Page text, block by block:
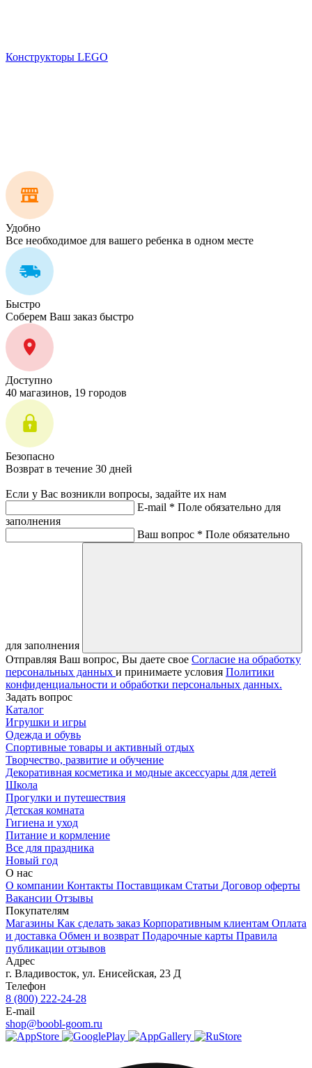
Конструкторы LEGO
Удобно
Все необходимое для вашего ребенка в одном месте
Быстро
Соберем Ваш заказ быстро
Доступно
40 магазинов, 19 городов
Безопасно
Возврат в течение 30 дней
Если у Вас возникли вопросы, задайте их нам
E-mail * Поле обязательно для
заполнения
Ваш вопрос * Поле обязательно
для заполнения
Отправляя Ваш вопрос, Вы даете свое Согласие на обработку
персональных данных и принимаете условия Политики
конфиденциальности и обработки персональных данных.
Задать вопрос
Каталог
Игрушки и игры
Одежда и обувь
Спортивные товары и активный отдых
Творчество, развитие и обучение
Декоративная косметика и модные аксессуары для детей
Школа
Прогулки и путешествия
Детская комната
Гигиена и уход
Питание и кормление
Все для праздника
Новый год
О нас
О компании Контакты Поставщикам Статьи Договор оферты
Вакансии Отзывы
Покупателям
Магазины Как сделать заказ Корпоративным клиентам Оплата
и доставка Обмен и возврат Подарочные карты Правила
публикации отзывов
Адрес
г. Владивосток, ул. Енисейская, 23 Д
Телефон
8 (800) 222-24-28
E-mail
shop@boobl-goom.ru